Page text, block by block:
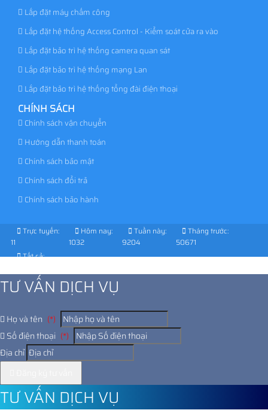
Lắp đặt máy chấm công
Lắp đặt hệ thống Access Control - Kiểm soát cửa ra vào
Lắp đặt bảo trì hệ thống camera quan sát
Lắp đặt bảo trì hệ thống mạng Lan
Lắp đặt bảo trì hệ thống tổng đài điện thoại
CHÍNH SÁCH
Chính sách vận chuyển
Hướng dẫn thanh toán
Chính sách bảo mật
Chính sách đổi trả
Chính sách bảo hành
Trực tuyến:
11
Hôm nay:
1032
Tuần này:
9204
Tháng trước:
50671
Tất cả:
TƯ VẤN DỊCH VỤ
Họ và tên (*)
Số điện thoại (*)
Địa chỉ
TƯ VẤN DỊCH VỤ